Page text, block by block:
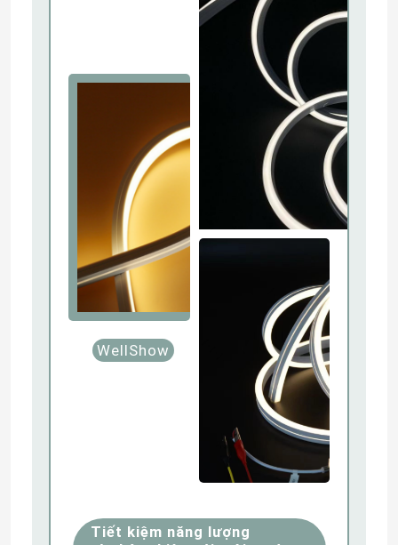
Đèn LED Neon Strip ngoài trời
WellShow
Tiết kiệm năng lượng